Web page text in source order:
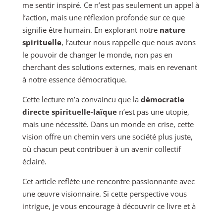
me sentir inspiré. Ce n’est pas seulement un appel à
l’action, mais une réflexion profonde sur ce que
signifie être humain. En explorant notre nature
spirituelle, l’auteur nous rappelle que nous avons
le pouvoir de changer le monde, non pas en
cherchant des solutions externes, mais en revenant
à notre essence démocratique.
Cette lecture m’a convaincu que la démocratie
directe spirituelle-laïquen’est pas une utopie,
mais une nécessité. Dans un monde en crise, cette
vision offre un chemin vers une société plus juste,
où chacun peut contribuer à un avenir collectif
éclairé.
Cet article reflète une rencontre passionnante avec
une œuvre visionnaire. Si cette perspective vous
intrigue, je vous encourage à découvrir ce livre et à